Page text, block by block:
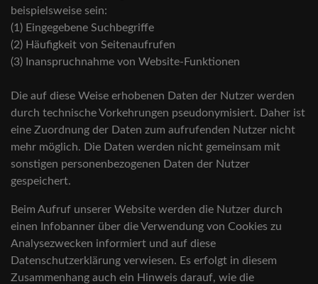
beispielsweise sein:
(1) Eingegebene Suchbegriffe
(2) Häufigkeit von Seitenaufrufen
(3) Inanspruchnahme von Website-Funktionen
Die auf diese Weise erhobenen Daten der Nutzer werden
durch technische Vorkehrungen pseudonymisiert. Daher ist
eine Zuordnung der Daten zum aufrufenden Nutzer nicht
mehr möglich. Die Daten werden nicht gemeinsam mit
sonstigen personenbezogenen Daten der Nutzer
gespeichert.
Beim Aufruf unserer Website werden die Nutzer durch
einen Infobanner über die Verwendung von Cookies zu
Analysezwecken informiert und auf diese
Datenschutzerklärung verwiesen. Es erfolgt in diesem
Zusammenhang auch ein Hinweis darauf, wie die